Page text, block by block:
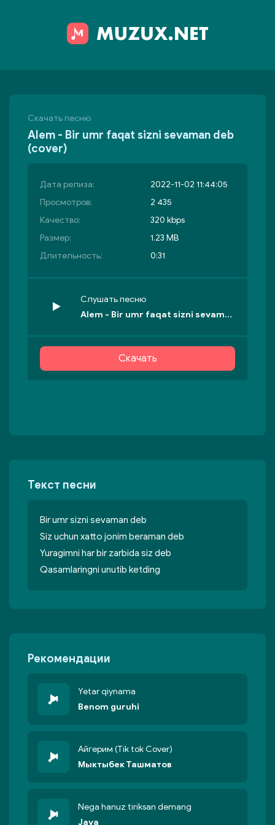
Скачать песню
Alem - Bir umr faqat sizni sevaman deb
(cover)
Дата релиза:
2022-11-02 11:44:05
Просмотров:
2 435
Качество:
320 kbps
Размер:
1.23 MB
Длительность:
0:31
Слушать песню
Alem - Bir umr faqat sizni sevaman deb (cover)
Скачать
Текст песни
Bir umr sizni sevaman deb
Siz uchun xatto jonim beraman deb
Yuragimni har bir zarbida siz deb
Qasamlaringni unutib ketding
Рекомендации
Yetar qiynama
Benom guruhi
Айгерим (Tik tok Cover)
Мыктыбек Ташматов
Nega hanuz tiriksan demang
Java